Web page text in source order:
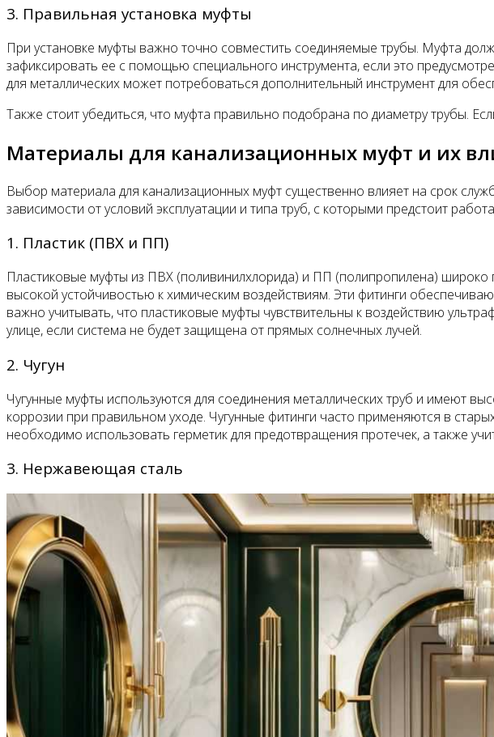
3. Правильная установка муфты
При установке муфты важно точно совместить соединяемые трубы. Муфта
зафиксировать ее с помощью специального инструмента, если это
для металлических может потребоваться дополнительный инструмент для
Также стоит убедиться, что муфта правильно подобрана по диаметру трубы.
Материалы для канализационных муфт и их
Выбор материала для канализационных муфт существенно влияет на срок
зависимости от условий эксплуатации и типа труб, с которыми предстоит
1. Пластик (ПВХ и ПП)
Пластиковые муфты из ПВХ (поливинилхлорида) и ПП (полипропилена)
высокой устойчивостью к химическим воздействиям. Эти фитинги
важно учитывать, что пластиковые муфты чувствительны к воздействию
улице, если система не будет защищена от прямых солнечных лучей.
2. Чугун
Чугунные муфты используются для соединения металлических труб и имеют
коррозии при правильном уходе. Чугунные фитинги часто применяются в
необходимо использовать герметик для предотвращения протечек, а также
3. Нержавеющая сталь